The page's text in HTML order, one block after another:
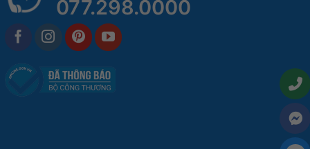
077.298.0000